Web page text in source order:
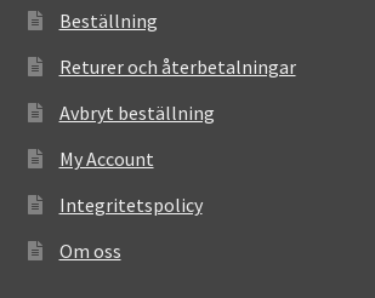
Beställning
Returer och återbetalningar
Avbryt beställning
My Account
Integritetspolicy
Om oss